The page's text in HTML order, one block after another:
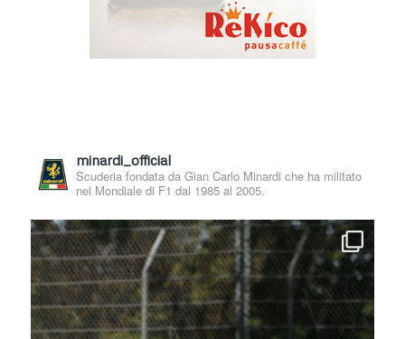
minardi_official
Scuderia fondata da Gian Carlo Minardi che ha militato
nel Mondiale di F1 dal 1985 al 2005.